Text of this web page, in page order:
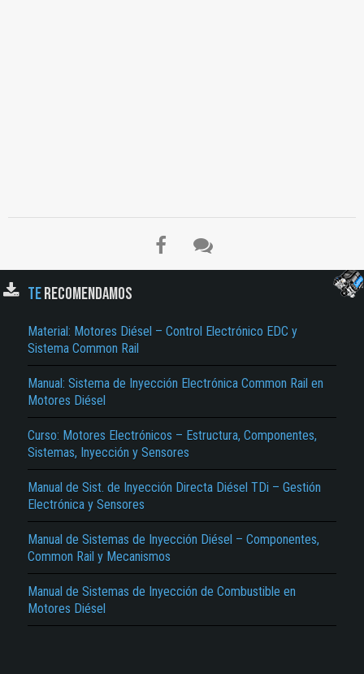
TERECOMENDAMOS
Material: Motores Diésel – Control Electrónico EDC y
Sistema Common Rail
Manual: Sistema de Inyección Electrónica Common Rail en
Motores Diésel
Curso: Motores Electrónicos – Estructura, Componentes,
Sistemas, Inyección y Sensores
Manual de Sist. de Inyección Directa Diésel TDi – Gestión
Electrónica y Sensores
Manual de Sistemas de Inyección Diésel – Componentes,
Common Rail y Mecanismos
Manual de Sistemas de Inyección de Combustible en
Motores Diésel
El Título es incorrecto según el contenido.
Texto o Imagen de portada son erróneos.